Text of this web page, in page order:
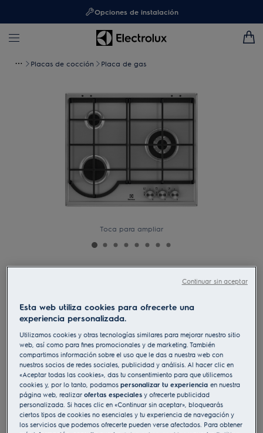
Opciones de instalación
Placas de cocción Placa de gas
Toca para ampliar
Placa de gas Serie 300 Slim line de
3 zonas y 60 cm
5 (2)
Ficha de información del producto
Beneficios
Recetas gourmet incluso en espacios reducidos
Platos cocinados a la perfección gracias a la distribución uniforme
del calor
Cómodamente situado para facilitar el acceso
Esta web utiliza cookies para ofrecerte una
experiencia personalizada.
Utilizamos cookies y otras tecnologías similares para mejorar nuestro sitio
web, así como para fines promocionales y de marketing. También
compartimos información sobre el uso que le das a nuestra web con
nuestros socios de redes sociales, publicidad y análisis. Al hacer clic en
«Aceptar todas las cookies», das tu consentimiento para que utilicemos
cookies y, por lo tanto, podamospersonalizar tu experienciaen nuestra
página web, realizarofertas especiales y ofrecerte publicidad
personalizada. Si haces clic en «Continuar sin aceptar», bloquearás
ciertos tipos de cookies no esenciales y tu experiencia de navegación y
los servicios que podemos ofrecerte pueden verse afectados. Para obtener
Continuar sin aceptar